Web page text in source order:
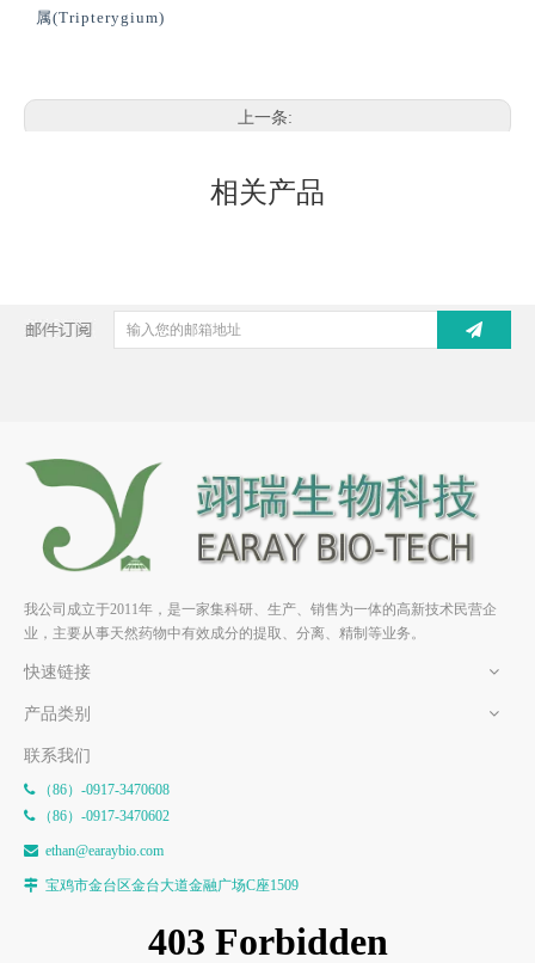
属(Tripterygium)
上一条:
相关产品
雷公藤春碱 HPLC>98% 中药
标准品 对照品
准品 对照品
我公司成立于2011年，是一家集科研、生产、销售为一体的高新技术民营企
业，主要从事天然药物中有效成分的提取、分离、精制等业务。
快速链接
产品类别
联系我们
（86）-0917-3470608
（86）-0917-3470602
 ethan@earaybio.com
 宝鸡市金台区金台大道金融广场C座1509